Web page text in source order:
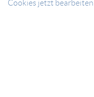
Cookies jetzt bearbeiten